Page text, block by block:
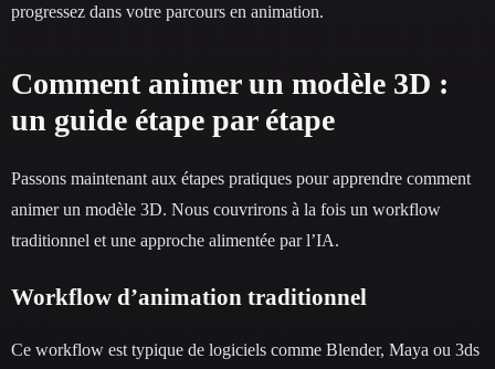
progressez dans votre parcours en animation.
Comment animer un modèle 3D :
un guide étape par étape
Passons maintenant aux étapes pratiques pour apprendre comment
animer un modèle 3D. Nous couvrirons à la fois un workflow
traditionnel et une approche alimentée par l’IA.
Workflow d’animation traditionnel
Ce workflow est typique de logiciels comme Blender, Maya ou 3ds